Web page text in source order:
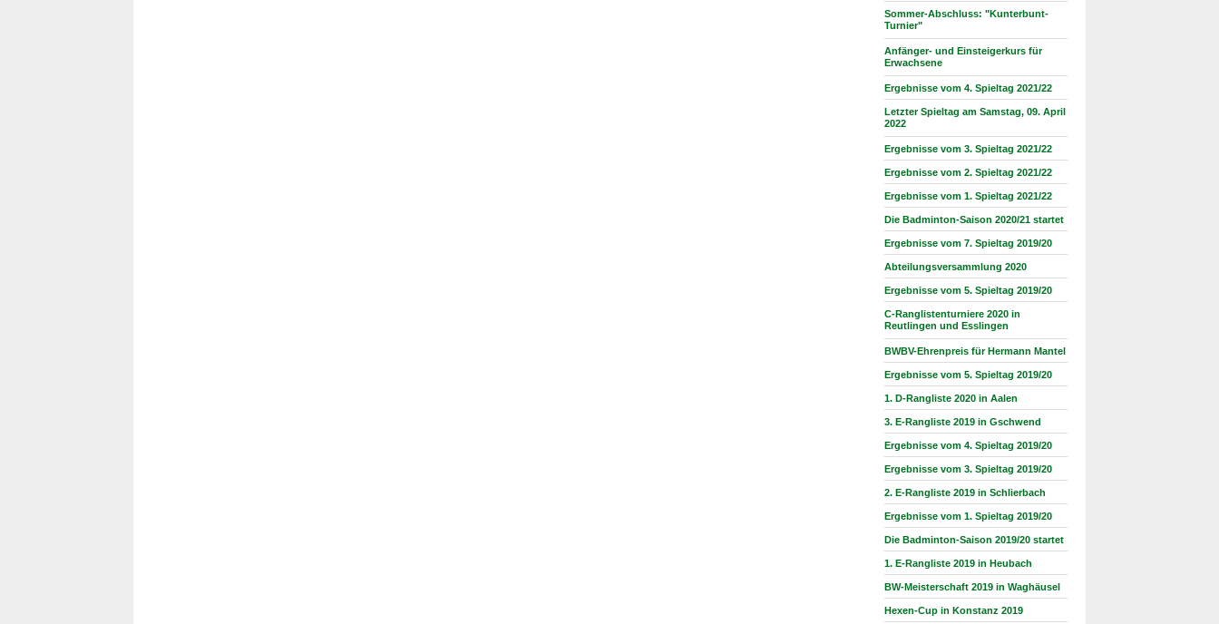
Sommer-Abschluss: "Kunterbunt-
Turnier"
Anfänger- und Einsteigerkurs für
Erwachsene
Ergebnisse vom 4. Spieltag 2021/22
Letzter Spieltag am Samstag, 09. April
2022
Ergebnisse vom 3. Spieltag 2021/22
Ergebnisse vom 2. Spieltag 2021/22
Ergebnisse vom 1. Spieltag 2021/22
Die Badminton-Saison 2020/21 startet
Ergebnisse vom 7. Spieltag 2019/20
Abteilungsversammlung 2020
Ergebnisse vom 5. Spieltag 2019/20
C-Ranglistenturniere 2020 in
Reutlingen und Esslingen
BWBV-Ehrenpreis für Hermann Mantel
Ergebnisse vom 5. Spieltag 2019/20
1. D-Rangliste 2020 in Aalen
3. E-Rangliste 2019 in Gschwend
Ergebnisse vom 4. Spieltag 2019/20
Ergebnisse vom 3. Spieltag 2019/20
2. E-Rangliste 2019 in Schlierbach
Ergebnisse vom 1. Spieltag 2019/20
Die Badminton-Saison 2019/20 startet
1. E-Rangliste 2019 in Heubach
BW-Meisterschaft 2019 in Waghäusel
Hexen-Cup in Konstanz 2019